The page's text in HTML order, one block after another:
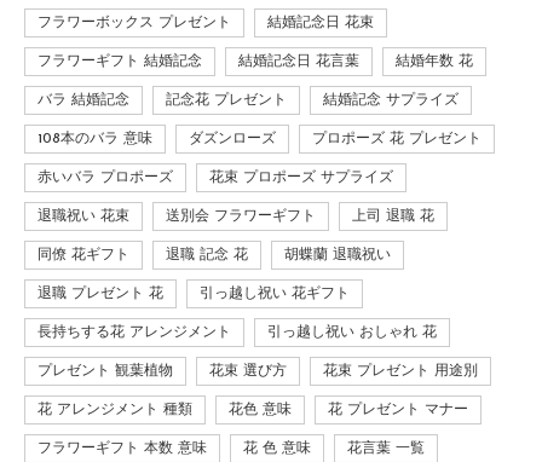
フラワーボックス プレゼント 結婚記念日 花束
フラワーギフト 結婚記念 結婚記念日 花言葉 結婚年数 花
バラ 結婚記念 記念花 プレゼント 結婚記念 サプライズ
108本のバラ 意味 ダズンローズ プロポーズ 花 プレゼント
赤いバラ プロポーズ 花束 プロポーズ サプライズ
退職祝い 花束 送別会 フラワーギフト 上司 退職 花
同僚 花ギフト 退職 記念 花 胡蝶蘭 退職祝い
退職 プレゼント 花 引っ越し祝い 花ギフト
長持ちする花 アレンジメント 引っ越し祝い おしゃれ 花
プレゼント 観葉植物 花束 選び方 花束 プレゼント 用途別
花 アレンジメント 種類 花色 意味 花 プレゼント マナー
フラワーギフト 本数 意味 花 色 意味 花言葉 一覧